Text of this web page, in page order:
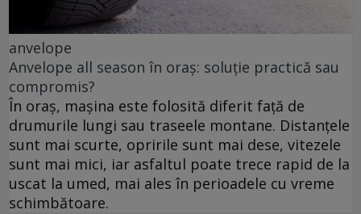
anvelope
Anvelope all season în oraș: soluție practică sau
compromis?
În oraș, mașina este folosită diferit față de
drumurile lungi sau traseele montane. Distanțele
sunt mai scurte, opririle sunt mai dese, vitezele
sunt mai mici, iar asfaltul poate trece rapid de la
uscat la umed, mai ales în perioadele cu vreme
schimbătoare.